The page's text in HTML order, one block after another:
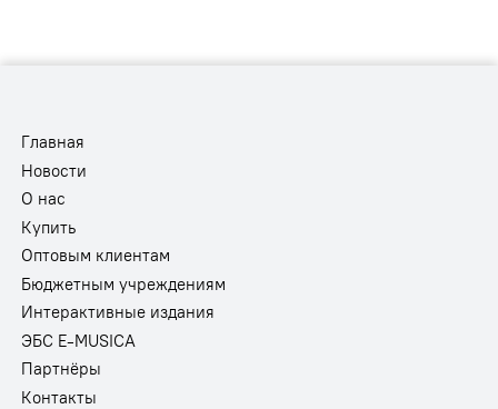
Главная
Новости
О нас
Купить
Оптовым клиентам
Бюджетным учреждениям
Интерактивные издания
ЭБС E-MUSICA
Партнёры
Контакты